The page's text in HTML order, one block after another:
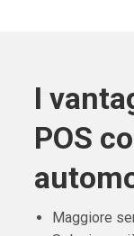
I
POS
Maggiore